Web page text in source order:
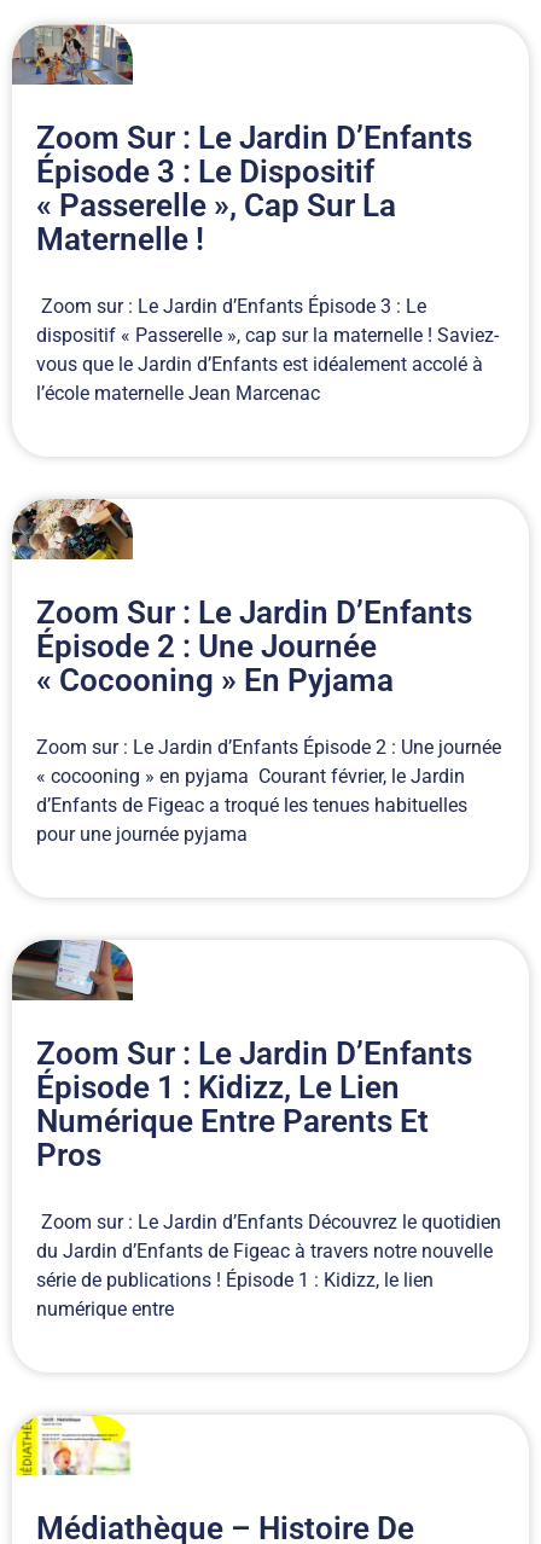
Zoom Sur : Le Jardin D’Enfants
Épisode 3 : Le Dispositif
« Passerelle », Cap Sur La
Maternelle !
Zoom sur : Le Jardin d’Enfants Épisode 3 : Le
dispositif « Passerelle », cap sur la maternelle ! Saviez-
vous que le Jardin d’Enfants est idéalement accolé à
l’école maternelle Jean Marcenac
Zoom Sur : Le Jardin D’Enfants
Épisode 2 : Une Journée
« Cocooning » En Pyjama
Zoom sur : Le Jardin d’Enfants Épisode 2 : Une journée
« cocooning » en pyjama Courant février, le Jardin
d’Enfants de Figeac a troqué les tenues habituelles
pour une journée pyjama
Zoom Sur : Le Jardin D’Enfants
Épisode 1 : Kidizz, Le Lien
Numérique Entre Parents Et
Pros
Zoom sur : Le Jardin d’Enfants Découvrez le quotidien
du Jardin d’Enfants de Figeac à travers notre nouvelle
série de publications ! Épisode 1 : Kidizz, le lien
numérique entre
Médiathèque – Histoire De